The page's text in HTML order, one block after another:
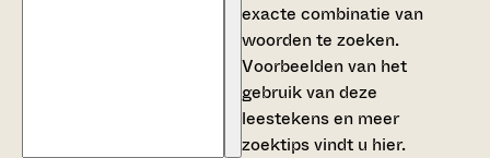
exacte combinatie van
woorden te zoeken.
Voorbeelden van het
gebruik van deze
leestekens en meer
zoektips vindt u hier.